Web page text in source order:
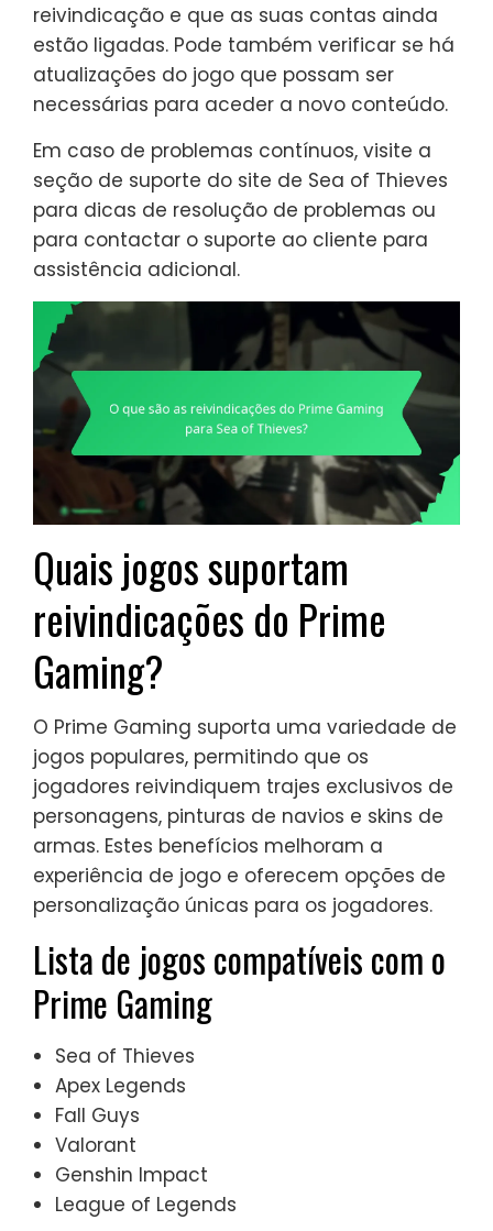
reivindicação e que as suas contas ainda
estão ligadas. Pode também verificar se há
atualizações do jogo que possam ser
necessárias para aceder a novo conteúdo.
Em caso de problemas contínuos, visite a
seção de suporte do site de Sea of Thieves
para dicas de resolução de problemas ou
para contactar o suporte ao cliente para
assistência adicional.
Quais jogos suportam
reivindicações do Prime
Gaming?
O Prime Gaming suporta uma variedade de
jogos populares, permitindo que os
jogadores reivindiquem trajes exclusivos de
personagens, pinturas de navios e skins de
armas. Estes benefícios melhoram a
experiência de jogo e oferecem opções de
personalização únicas para os jogadores.
Lista de jogos compatíveis com o
Prime Gaming
Sea of Thieves
Apex Legends
Fall Guys
Valorant
Genshin Impact
League of Legends